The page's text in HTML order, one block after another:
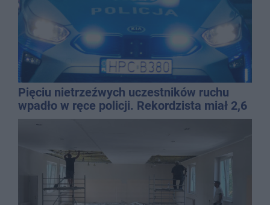
Pięciu nietrzeźwych uczestników ruchu
wpadło w ręce policji. Rekordzista miał 2,6
promila